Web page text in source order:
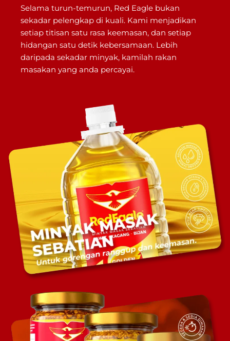
Selama turun-temurun, Red Eagle bukan
sekadar pelengkap di kuali. Kami menjadikan
setiap titisan satu rasa keemasan, dan setiap
hidangan satu detik kebersamaan. Lebih
daripada sekadar minyak, kamilah rakan
masakan yang anda percayai.